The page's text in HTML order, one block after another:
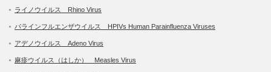
ライノウイルス Rhino Virus
パラインフルエンザウイルス HPIVs Human Parainfluenza Viruses
アデノウイルス Adeno Virus
麻疹ウイルス（はしか） Measles Virus